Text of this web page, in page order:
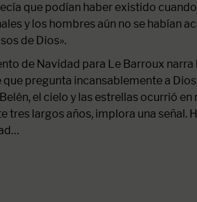
que podían haber existido
y los hombres aún no se habían
de Dios».
de Navidad para Le Barroux narra
que pregunta incansablemente a
el cielo y las estrellas ocurrió en
tres largos años, implora una señal.